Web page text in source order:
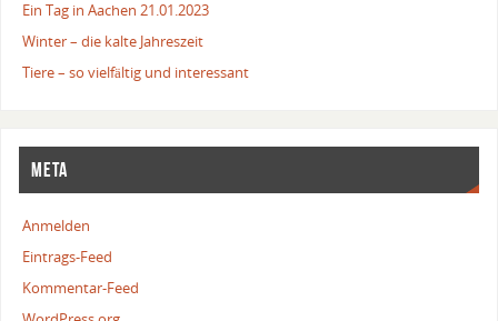
Ein Tag in Aachen 21.01.2023
Winter – die kalte Jahreszeit
Tiere – so vielfältig und interessant
META
Anmelden
Eintrags-Feed
Kommentar-Feed